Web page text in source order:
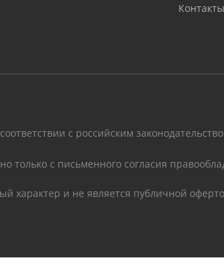
Контакты
с российским
только с письменного согласия
характер и не является публичной